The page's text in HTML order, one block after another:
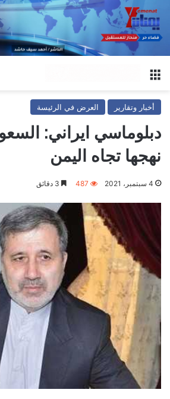
أخبار وتقارير العرض في الرئيسة
دبلوماسي ايراني:
نهجها تجاه اليمن
4 سبتمبر، 2021 487